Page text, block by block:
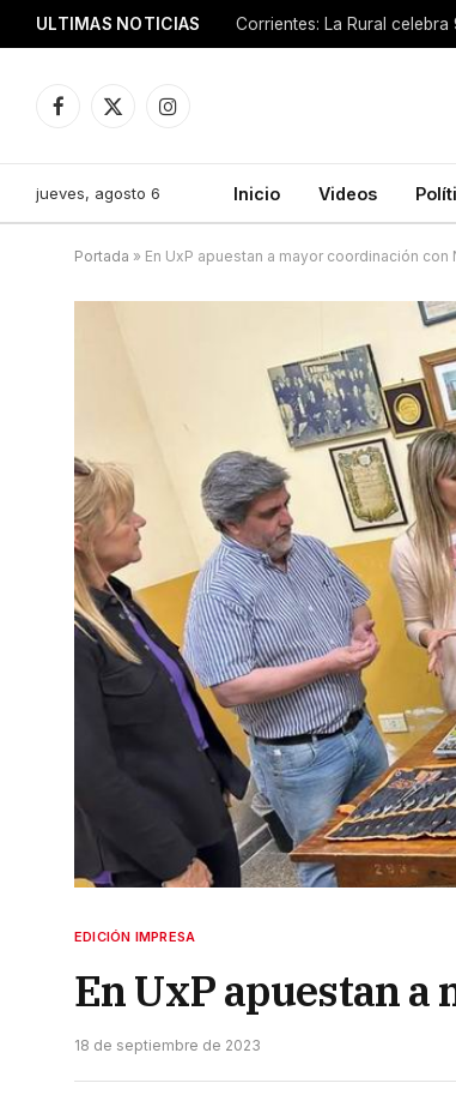
ULTIMAS NOTICIAS
Facebook
X
Instagram
jueves, agosto 6 Inicio Videos
Portada » En UxP apuestan a mayor coordinación con
EDICIÓN IMPRESA
En UxP apuestan a
18 de septiembre de 2023